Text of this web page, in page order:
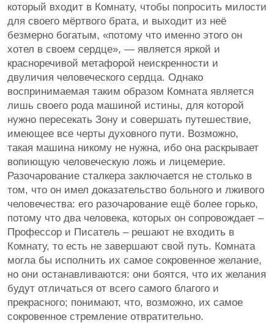
который входит в Комнату, чтобы попросить милости
для своего мёртвого брата, и выходит из неё
безмерно богатым, «потому что именно этого он
хотел в своем сердце», — является яркой и
красноречивой метафорой неискренности и
двуличия человеческого сердца. Однако
воспринимаемая таким образом Комната является
лишь своего рода машиной истины, для которой
нужно пересекать Зону и совершать путешествие,
имеющее все черты духовного пути. Возможно,
такая машина никому не нужна, ибо она раскрывает
вопиющую человеческую ложь и лицемерие.
Разочарование сталкера заключается не столько в
том, что он имел доказательство больного и лживого
человечества: его разочарование ещё более горько,
потому что два человека, которых он сопровождает –
Профессор и Писатель – решают не входить в
Комнату, то есть не завершают свой путь. Комната
могла бы исполнить их самое сокровенное желание,
но они останавливаются: они боятся, что их желания
будут отличаться от всего самого благого и
прекрасного; понимают, что, возможно, их самое
сокровенное стремление отвратительно.